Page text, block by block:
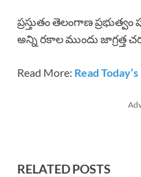
ప్రస్తుతం తెలంగాణ
అన్ని రకాల ముందు జాగ్రత్త
Read More: Read
RELATED POSTS